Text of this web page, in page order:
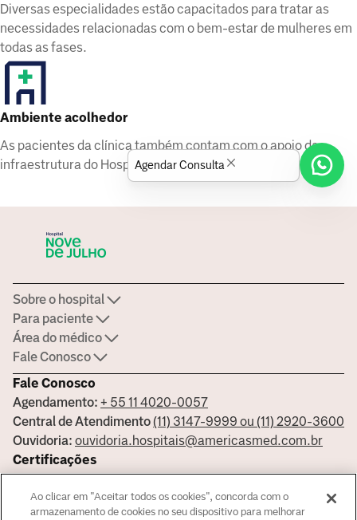
Diversas especialidades estão capacitados para tratar as
necessidades relacionadas com o bem-estar de mulheres em
todas as fases.
Ambiente acolhedor
As pacientes da clínica também contam com o apoio da
infraestrutura do Hospital 9 de Julho.
Fale Conosco
Agendamento: + 55 11 4020-0057
Central de Atendimento(11) 3147-9999 ou (11) 2920-3600
Ouvidoria: ouvidoria.hospitais@americasmed.com.br
Certificações
Sobre o hospital
Para paciente
Área do médico
Fale Conosco
Agendar Consulta
Ao clicar em "Aceitar todos os cookies", concorda com o
armazenamento de cookies no seu dispositivo para melhorar